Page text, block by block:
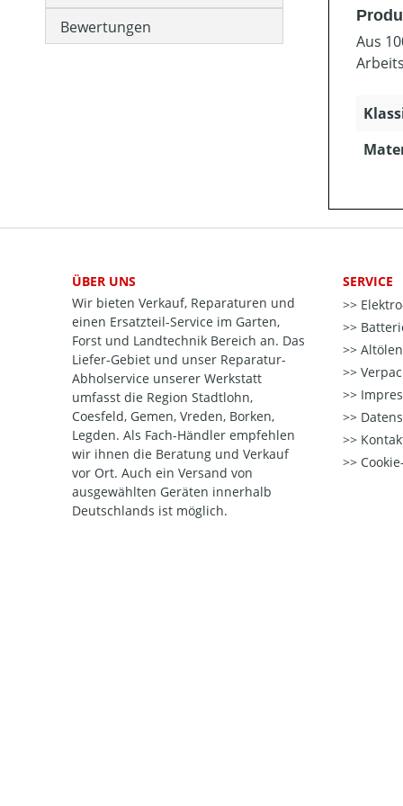
Bewertungen
Aus
ÜBER UNS
Wir bieten Verkauf, Reparaturen und
einen Ersatzteil-Service im Garten,
Forst und Landtechnik Bereich an. Das
Liefer-Gebiet und unser Reparatur-
Abholservice unserer Werkstatt
umfasst die Region Stadtlohn,
Coesfeld, Gemen, Vreden, Borken,
Legden. Als Fach-Händler empfehlen
wir ihnen die Beratung und Verkauf
vor Ort. Auch ein Versand von
ausgewählten Geräten innerhalb
Deutschlands ist möglich.
SERVICE